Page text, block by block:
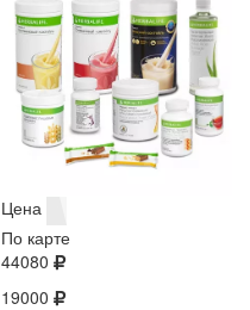
Цена
По карте
44080
19000